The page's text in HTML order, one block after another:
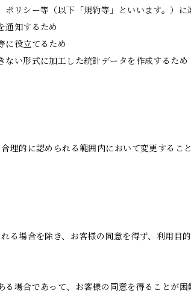
ポリシー等（以下「規約等」といいます。）
通知するため
に役立てるため
ない形式に加工した統計データを作成するため
理的に認められる範囲内において変更するこ
る場合を除き、お客様の同意を得ず、利用目
る場合であって、お客様の同意を得ることが困